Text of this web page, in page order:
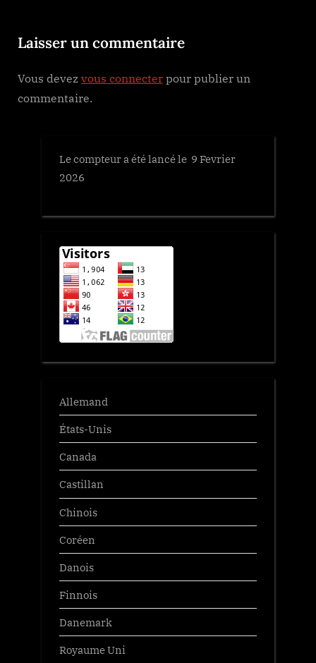
o
t
:
Laisser un commentaire
Vous devez vous connecter pour publier un
commentaire.
Le compteur a été lancé le 9 Fevrier
2026
Allemand
États-Unis
Canada
Castillan
Chinois
Coréen
Danois
Finnois
Danemark
Royaume Uni